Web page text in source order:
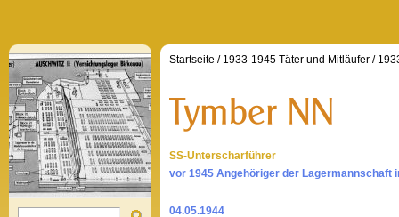
Startseite / 1933-1945 Täter und Mitläufer /
SS-Unterscharführer
vor 1945 Angehöriger der Lagermannschaft
04.05.1944